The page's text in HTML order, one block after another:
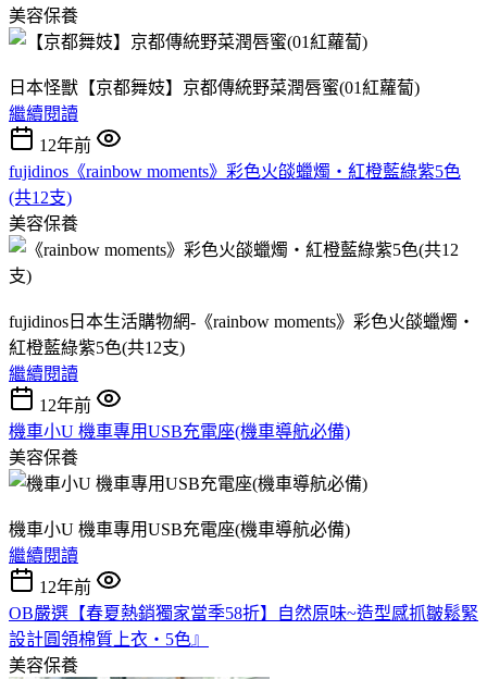
美容保養
日本怪獸【京都舞妓】京都傳統野菜潤唇蜜(01紅蘿蔔)
繼續閱讀
12年前
fujidinos《rainbow moments》彩色火燄蠟燭‧紅橙藍綠紫5色
(共12支)
美容保養
fujidinos日本生活購物網-《rainbow moments》彩色火燄蠟燭‧
紅橙藍綠紫5色(共12支)
繼續閱讀
12年前
機車小U 機車專用USB充電座(機車導航必備)
美容保養
機車小U 機車專用USB充電座(機車導航必備)
繼續閱讀
12年前
OB嚴選【春夏熱銷獨家當季58折】自然原味~造型感抓皺鬆緊
設計圓領棉質上衣‧5色』
美容保養